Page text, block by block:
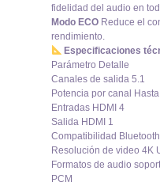
fidelidad del audio en
Modo ECO Reduce el
rendimiento.
Especificaciones
Parámetro Detalle
Canales de salida 5.1
Potencia por canal
Entradas HDMI 4
Salida HDMI 1
Compatibilidad
Resolución de video 4K
Formatos de audio
PCM